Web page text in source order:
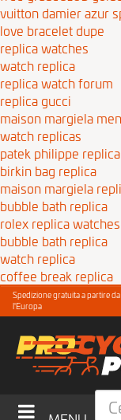
vuitton damier azur
love bracelet dupe
replica watches
watch replica
replica watch forum
replica gucci
maison margiela
watch replicas
patek philippe replica
birkin bag replica
maison margiela
bubble bath replica
rolex replica watches
bubble bath replica
watch replica
coffee break replica
Spedizione gratuita a partire
l'Europa